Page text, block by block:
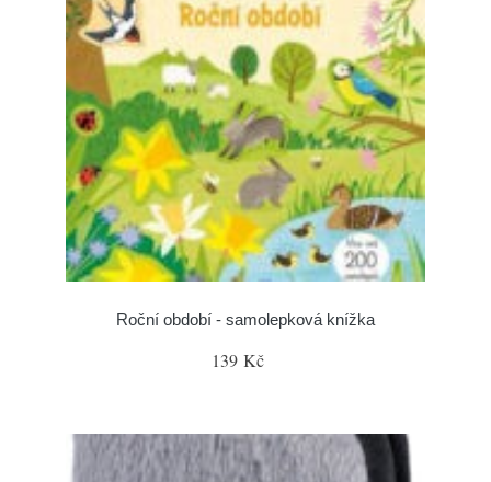
Roční období - samolepková knížka
139 Kč